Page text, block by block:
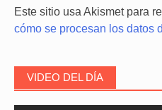
Este sitio usa Akismet para
cómo se procesan los datos
VIDEO DEL DÍA